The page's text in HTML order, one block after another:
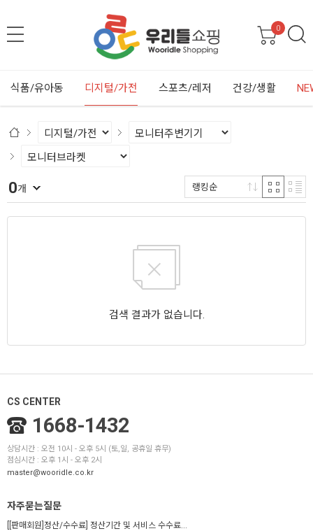
0
식품/유아동 디지털/가전 스포츠/레저 건강/생활
0개 랭킹순
검색 결과가 없습니다.
CS CENTER
1668-1432
상담시간 : 오전 10시 - 오후 5시 (토,일, 공휴일 휴무)
점심시간 : 오후 1시 - 오후 2시
master@wooridle.co.kr
자주묻는질문
[[판매회원]정산/수수료] 정산기간 및 서비스 수수료...